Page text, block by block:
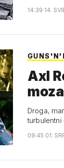
14:39 14.
Axl
Droga,
09:45 01.